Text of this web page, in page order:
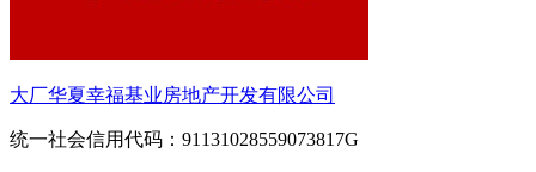
大厂华夏幸福基业房地产开发有限公司
统一社会信用代码：91131028559073817G